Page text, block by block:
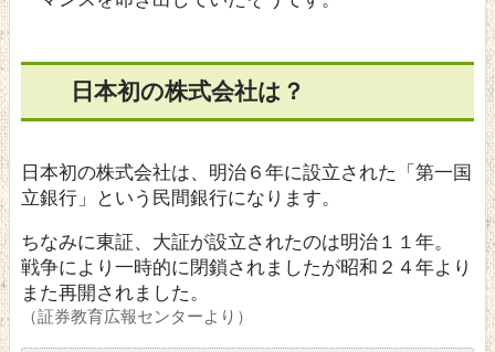
日本初の株式会社は？
日本初の株式会社は、明治６年に設立された「第一国
立銀行」という民間銀行になります。
ちなみに東証、大証が設立されたのは明治１１年。
戦争により一時的に閉鎖されましたが昭和２４年より
また再開されました。
（証券教育広報センターより）